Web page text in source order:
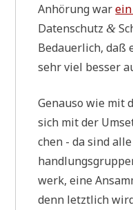
Anhö­rung war
Daten­schutz&
Bedau­er­lich, daß
sehr viel bes­ser
Genau­so wie mit
sich mit der
chen - da sind
werk, eine
denn letzt­lich